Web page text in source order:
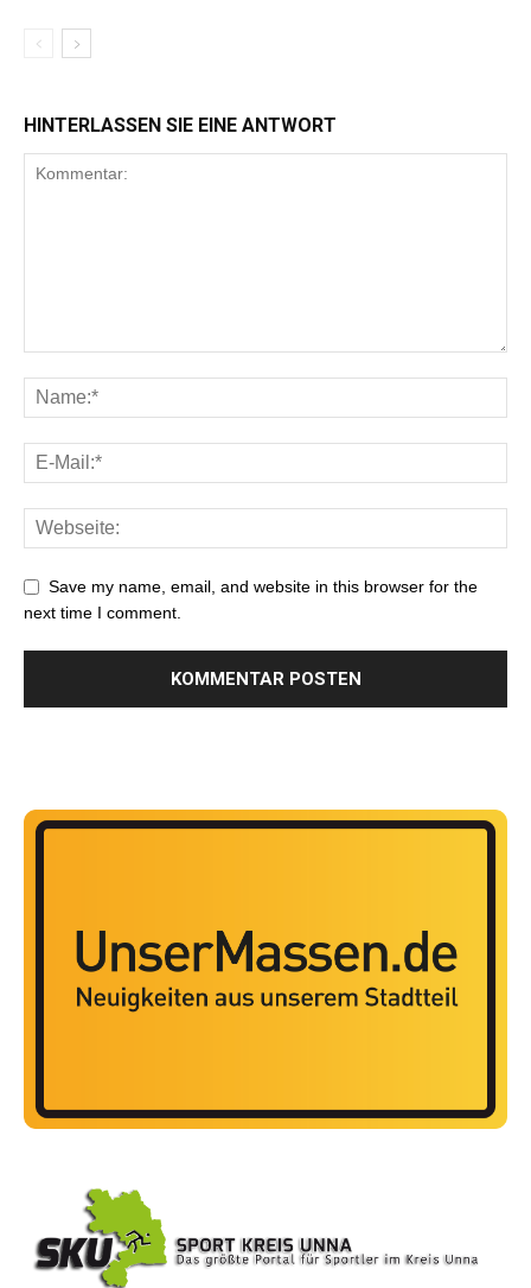
HINTERLASSEN SIE EINE ANTWORT
Save my name, email, and website in this browser for the
next time I comment.